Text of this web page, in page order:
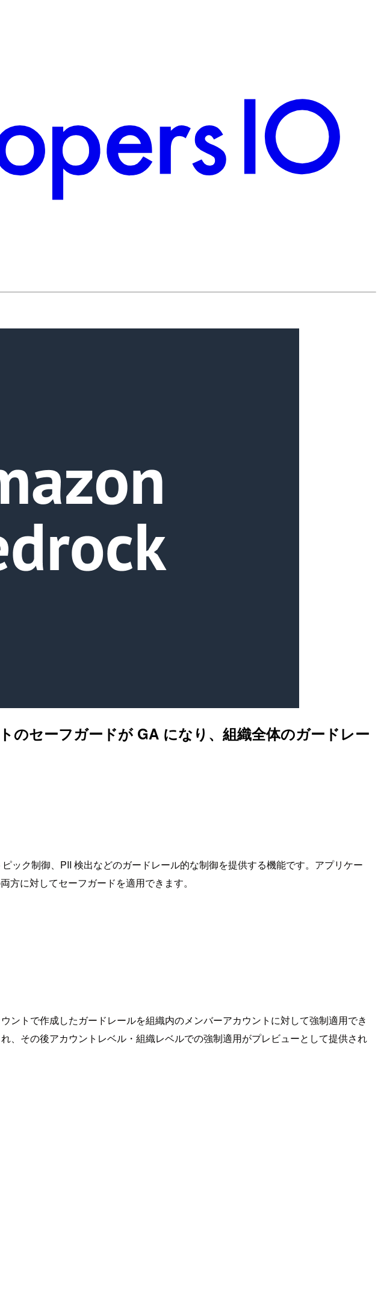
セーフガードが GA になり、組織全体のガードレー
ック制御、PII 検出などのガードレール的な制御を提供する機能です。アプリケー
に対してセーフガードを適用できます。
ントで作成したガードレールを組織内のメンバーアカウントに対して強制適用でき
、その後アカウントレベル・組織レベルでの強制適用がプレビューとして提供され